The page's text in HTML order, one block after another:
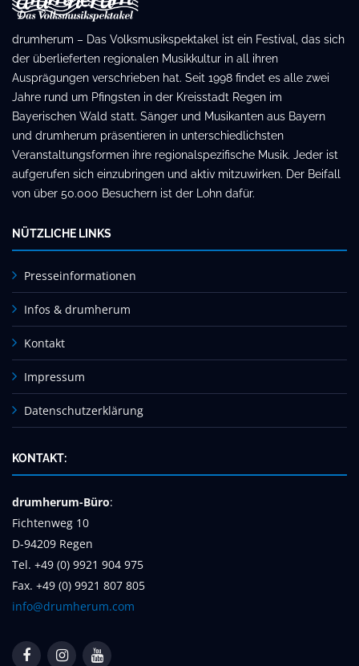
drumherum – Das Volksmusikspektakel ist ein Festival, das sich
der überlieferten regionalen Musikkultur in all ihren
Ausprägungen verschrieben hat. Seit 1998 findet es alle zwei
Jahre rund um Pfingsten in der Kreisstadt Regen im
Bayerischen Wald statt. Sänger und Musikanten aus Bayern
und drumherum präsentieren in unterschiedlichsten
Veranstaltungsformen ihre regionalspezifische Musik. Jeder ist
aufgerufen sich einzubringen und aktiv mitzuwirken. Der Beifall
von über 50.000 Besuchern ist der Lohn dafür.
NÜTZLICHE LINKS
Presseinformationen
Infos & drumherum
Kontakt
Impressum
Datenschutzerklärung
KONTAKT:
drumherum-Büro:
Fichtenweg 10
D-94209 Regen
Tel. +49 (0) 9921 904 975
Fax. +49 (0) 9921 807 805
info@drumherum.com